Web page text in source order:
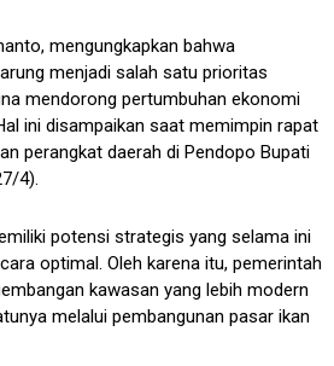
mengungkapkan bahwa
menjadi salah satu prioritas
mendorong pertumbuhan ekonomi
ini disampaikan saat memimpin rapat
perangkat daerah di Pendopo Bupati
4).
potensi strategis yang selama ini
optimal. Oleh karena itu, pemerintah
kawasan yang lebih modern
melalui pembangunan pasar ikan